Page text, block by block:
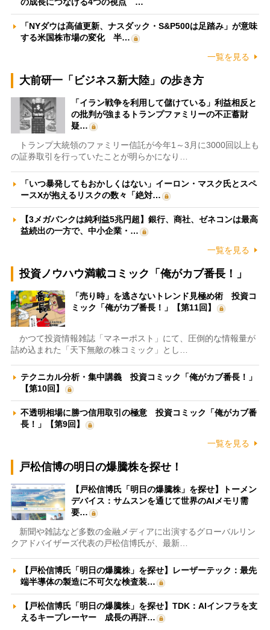
「NYダウは高値更新、ナスダック・S&P500は足踏み」が意味
する米国株市場の変化 半…
一覧を見る
大前研一「ビジネス新大陸」の歩き方
「イラン戦争を利用して儲けている」利益相反と
の批判が強まるトランプファミリーの不正蓄財
疑…
トランプ大統領のファミリー信託が今年1～3月に3000回以上も
の証券取引を行っていたことが明らかになり…
「いつ暴発してもおかしくはない」イーロン・マスク氏とスペ
ースXが抱えるリスクの数々「絶対…
【3メガバンクは純利益5兆円超】銀行、商社、ゼネコンは最高
益続出の一方で、中小企業・…
一覧を見る
投資ノウハウ満載コミック「俺がカブ番長！」
「売り時」を逃さないトレンド見極め術 投資コ
ミック「俺がカブ番長！」【第11回】
かつて投資情報雑誌「マネーポスト」にて、圧倒的な情報量が
詰め込まれた「天下無敵の株コミック」とし…
テクニカル分析・集中講義 投資コミック「俺がカブ番長！」
【第10回】
不透明相場に勝つ信用取引の極意 投資コミック「俺がカブ番
長！」【第9回】
一覧を見る
戸松信博の明日の爆騰株を探せ！
【戸松信博氏「明日の爆騰株」を探せ】トーメン
デバイス：サムスンを通じて世界のAIメモリ需
要…
新聞や雑誌など多数の金融メディアに出演するグローバルリン
クアドバイザーズ代表の戸松信博氏が、最新…
【戸松信博氏「明日の爆騰株」を探せ】レーザーテック：最先
端半導体の製造に不可欠な検査装…
【戸松信博氏「明日の爆騰株」を探せ】TDK：AIインフラを支
えるキープレーヤー 成長の再評…